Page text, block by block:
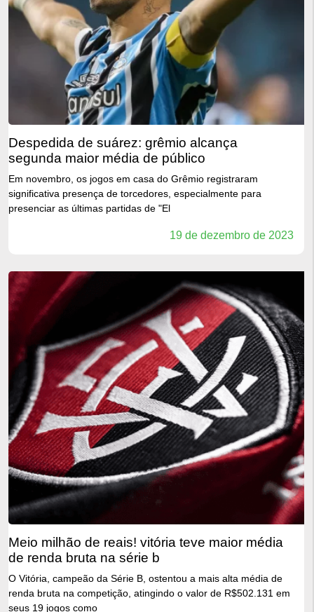
despedida de suárez: grêmio alcança
segunda maior média de público
Em novembro, os jogos em casa do Grêmio registraram
significativa presença de torcedores, especialmente para
presenciar as últimas partidas de "El
19 de dezembro de 2023
meio milhão de reais! vitória teve maior média
de renda bruta na série b
O Vitória, campeão da Série B, ostentou a mais alta média de
renda bruta na competição, atingindo o valor de R$502.131 em
seus 19 jogos como